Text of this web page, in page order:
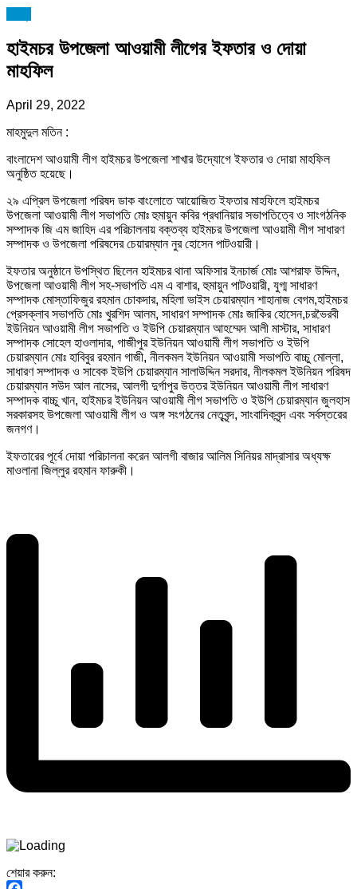
হাইমচর উপজেলা আওয়ামী লীগের ইফতার ও দোয়া
মাহফিল
April 29, 2022
মাহমুদুল মতিন :
বাংলাদেশ আওয়ামী লীগ হাইমচর উপজেলা শাখার উদ্যোগে ইফতার ও দোয়া মাহফিল
অনুষ্ঠিত হয়েছে।
২৯ এপ্রিল উপজেলা পরিষদ ডাক বাংলোতে আয়োজিত ইফতার মাহফিলে হাইমচর
উপজেলা আওয়ামী লীগ সভাপতি মোঃ হুমায়ুন কবির প্রধানিয়ার সভাপতিত্বে ও সাংগঠনিক
সম্পাদক জি এম জাহিদ এর পরিচালনায় বক্তব্য হাইমচর উপজেলা আওয়ামী লীগ সাধারণ
সম্পাদক ও উপজেলা পরিষদের চেয়ারম্যান নুর হোসেন পাটওয়ারী।
ইফতার অনুষ্ঠানে উপস্থিত ছিলেন হাইমচর থানা অফিসার ইনচার্জ মোঃ আশরাফ উদ্দিন,
উপজেলা আওয়ামী লীগ সহ-সভাপতি এম এ বাশার, হুমায়ুন পাটওয়ারী, যুগ্ম সাধারণ
সম্পাদক মোস্তাফিজুর রহমান চোকদার, মহিলা ভাইস চেয়ারম্যান শাহানাজ বেগম,হাইমচর
প্রেসক্লাব সভাপতি মোঃ খুরশিদ আলম, সাধারণ সম্পাদক মোঃ জাকির হোসেন,চরভৈরবী
ইউনিয়ন আওয়ামী লীগ সভাপতি ও ইউপি চেয়ারম্যান আহম্মেদ আলী মাস্টার, সাধারণ
সম্পাদক সোহেল হাওলাদার, গাজীপুর ইউনিয়ন আওয়ামী লীগ সভাপতি ও ইউপি
চেয়ারম্যান মোঃ হাবিবুর রহমান গাজী, নীলকমল ইউনিয়ন আওয়ামী সভাপতি বাচ্চু মোল্লা,
সাধারণ সম্পাদক ও সাবেক ইউপি চেয়ারম্যান সালাউদ্দিন সরদার, নীলকমল ইউনিয়ন পরিষদ
চেয়ারম্যান সউদ আল নাসের, আলগী দুর্গাপুর উত্তর ইউনিয়ন আওয়ামী লীগ সাধারণ
সম্পাদক বাচ্চু খান, হাইমচর ইউনিয়ন আওয়ামী লীগ সভাপতি ও ইউপি চেয়ারম্যান জুলহাস
সরকারসহ উপজেলা আওয়ামী লীগ ও অঙ্গ সংগঠনের নেতৃবৃন্দ, সাংবাদিকবৃন্দ এবং সর্বস্তরের
জনগণ।
ইফতারের পূর্বে দোয়া পরিচালনা করেন আলগী বাজার আলিম সিনিয়র মাদ্রাসার অধ্যক্ষ
মাওলানা জিল্লুর রহমান ফারুকী।
শেয়ার করুন: